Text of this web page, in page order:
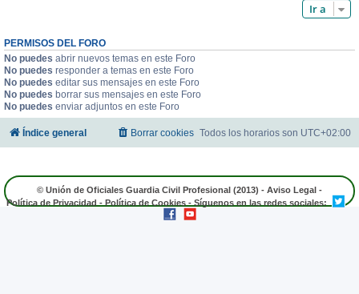
Ir a
PERMISOS DEL FORO
No puedes abrir nuevos temas en este Foro
No puedes responder a temas en este Foro
No puedes editar sus mensajes en este Foro
No puedes borrar sus mensajes en este Foro
No puedes enviar adjuntos en este Foro
Índice general Todos los horarios son UTC+02:00
Borrar cookies
© Unión de Oficiales Guardia Civil Profesional (2013) - Aviso Legal -
Política de Privacidad - Política de Cookies - Síguenos en las redes sociales: